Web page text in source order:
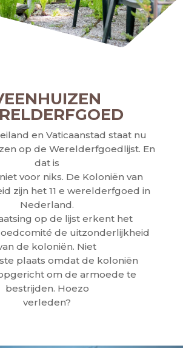
en Vaticaanstad staat nu
op de Werelderfgoedlijst. En
dat is
voor niks. De Koloniën van
zijn het 11 e werelderfgoed in
Nederland.
op de lijst erkent het
de uitzonderlijkheid
de koloniën. Niet
plaats omdat de koloniën
om de armoede te
bestrijden. Hoezo
verleden?